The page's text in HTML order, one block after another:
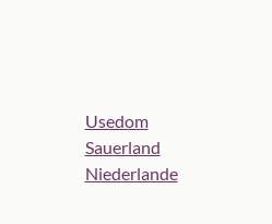
Usedom
Sauerland
Niederlande